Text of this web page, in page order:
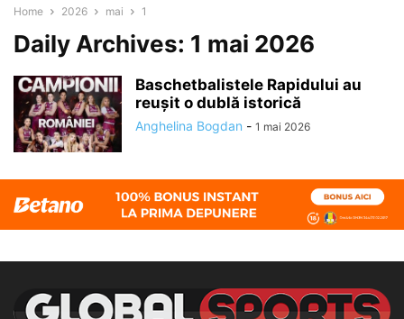
Home 2026 mai 1
Daily Archives: 1 mai 2026
Baschetbalistele Rapidului au
reușit o dublă istorică
Anghelina Bogdan - 1 mai 2026